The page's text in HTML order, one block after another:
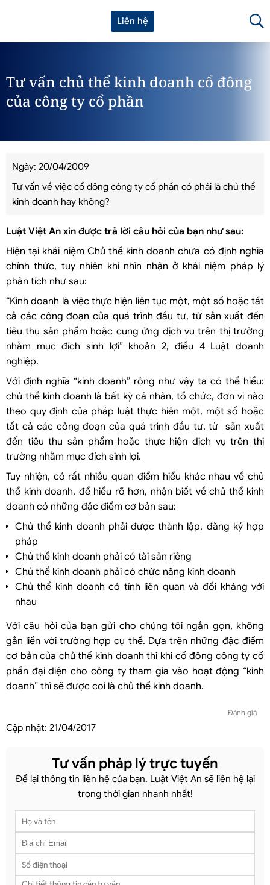
Liên hệ
Tư vấn chủ thể kinh doanh cổ đông
của công ty cổ phần
Ngày: 20/04/2009
Tư vấn về việc cổ đông công ty cổ phần có phải là chủ thể
kinh doanh hay không?
Luật Việt An xin được trả lời câu hỏi của bạn như sau:
Hiện tại khái niệm Chủ thể kinh doanh chưa có định nghĩa
chính thức, tuy nhiên khi nhìn nhận ở khái niệm pháp lý
phân tích như sau:
“Kinh doanh là việc thực hiện liên tục một, một số hoặc tất
cả các công đoạn của quá trình đầu tư, từ sản xuất đến
tiêu thụ sản phẩm hoặc cung ứng dịch vụ trên thị trường
nhằm mục đích sinh lợi” khoản 2, điều 4 Luật doanh
nghiệp.
Với định nghĩa “kinh doanh” rộng như vậy ta có thể hiểu:
chủ thể kinh doanh là bất kỳ cá nhân, tổ chức, đơn vị nào
theo quy định của pháp luật thực hiện một, một số hoặc
tất cả các công đoạn của quá trình đầu tư, từ sản xuất
đến tiêu thụ sản phẩm hoặc thực hiện dịch vụ trên thị
trường nhằm mục đích sinh lợi.
Tuy nhiện, có rất nhiều quan điểm hiểu khác nhau về chủ
thể kinh doanh, để hiểu rõ hơn, nhận biết về chủ thể kinh
doanh có những đặc điểm cơ bản sau:
Chủ thể kinh doanh phải được thành lập, đăng ký hợp
pháp
Chủ thể kinh doanh phải có tài sản riêng
Chủ thể kinh doanh phải có chức năng kinh doanh
Chủ thể kinh doanh có tính liên quan và đối kháng với
nhau
Với câu hỏi của bạn gửi cho chúng tôi ngắn gọn, không
gắn liền với trường hợp cụ thể. Dựa trên những đặc điểm
cơ bản của chủ thể kinh doanh thì khi cổ đông công ty cổ
phần đại diện cho công ty tham gia vào hoạt động “kinh
doanh” thì sẽ được coi là chủ thể kinh doanh.
Đánh giá
Cập nhật: 21/04/2017
Tư vấn pháp lý trực tuyến
Để lại thông tin liên hệ của bạn. Luật Việt An sẽ liên hệ lại
trong thời gian nhanh nhất!